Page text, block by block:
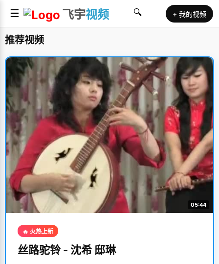
☰ 飞宇视频 🔍 + 我的视频
推荐视频
05:44
🔥 火热上新
丝路驼铃 - 沈希 邸琳